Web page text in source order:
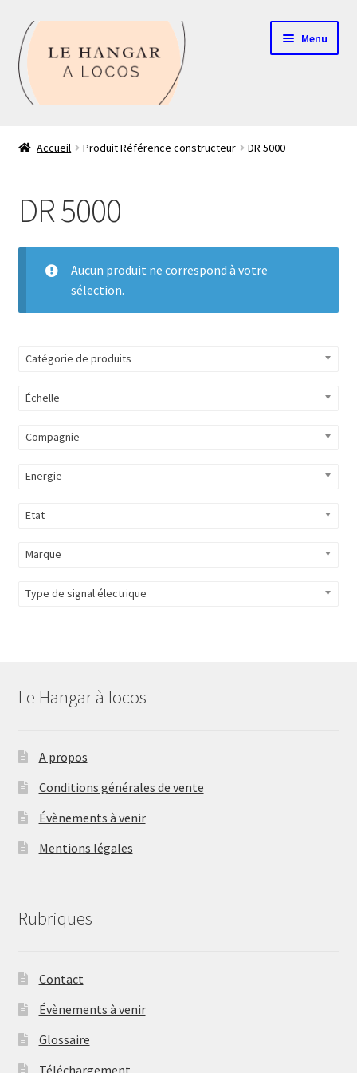
Aller
à
la
navigation
Aller
au
contenu
Menu
Mon compte
Echelle HO
Accueil Produit Référence constructeur DR 5000
DR 5000
Aucun produit ne correspond à votre
sélection.
Catégorie de produits
Échelle
Compagnie
Energie
Etat
Marque
Type de signal électrique
Le Hangar à locos
A propos
Conditions générales de vente
Évènements à venir
Mentions légales
Rubriques
Contact
Évènements à venir
Glossaire
Téléchargement